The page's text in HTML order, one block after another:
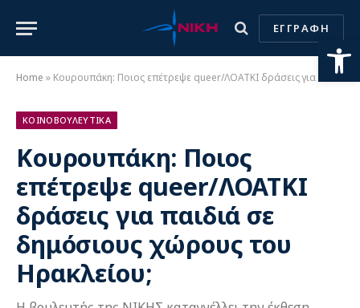
ΕΓΓΡΑΦΗ
Home » Κουρουπάκη: Ποιος επέτρεψε queer/ΛΟΑΤΚΙ δράσεις για παιδιά σε δημόσιους χώρους του Ηρακλείου;
ΚΟΙΝΟΒΟΥΛΕΥΤΙΚΑ
Κουρουπάκη: Ποιος
επέτρεψε queer/ΛΟΑΤΚΙ
δράσεις για παιδιά σε
δημόσιους χώρους του
Ηρακλείου;